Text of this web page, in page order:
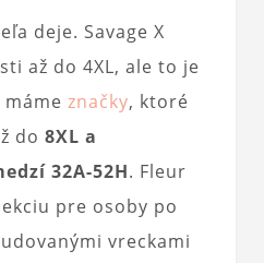
deje. Savage X
až do 4XL, ale to je
značky, ktoré
do 8XL a
32A-52H. Fleur
pre osoby po
vreckami